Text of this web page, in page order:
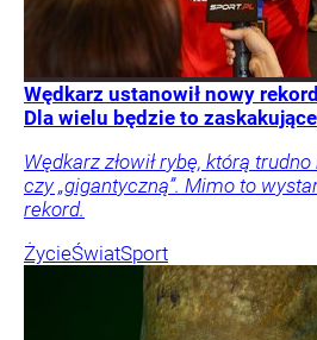
Wędkarz ustanowił nowy
Dla wielu będzie to zaskakujące
Wędkarz złowił rybę, którą
czy „gigantyczną”. Mimo to
rekord.
ŻycieŚwiatSport